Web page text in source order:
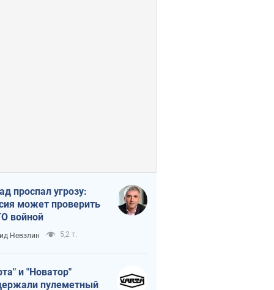
проспал угрозу:
может проверить
войной
Невзлин 5,2 т.
и "Новатор"
пулеметный